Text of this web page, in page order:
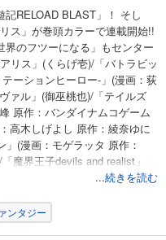
RELOAD BLAST」！ そし
ス」が巻頭カラーで連載開始!!
のフツーになる」もセンター
リス」(くらげ壱)/「バトラビッ
ーションヒーロー-」(漫画：荻
ァル」(御巫桃也)/「テイルズ
原作：バンダイナムコゲーム
高木しげよし 原作：綾奈ゆに
(漫画：モゲラッタ 原作：
魔界王子devils and realist」
BLAST」(峰倉かずや)/
ヒロ)/「Are you Alice？」(漫
めました。」(高河ゆん)/「コ
...続きを読む
ンタジー